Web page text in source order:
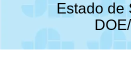
Estado de